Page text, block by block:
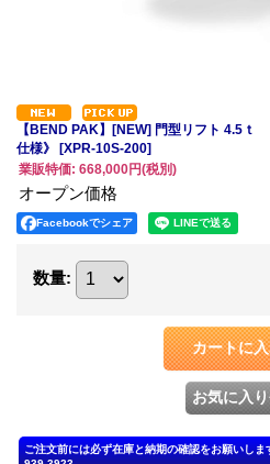
【BEND PAK】[NEW] 門型リフト 4.5
仕様》 [XPR-10S-200]
業販特価: 668,000円(税別)
オープン価格
Facebookでシェア
数量: